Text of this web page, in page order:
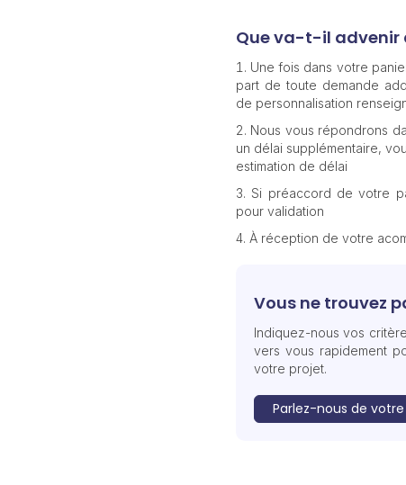
Que va-t-il advenir
Une fois dans votre
part de toute demande
de personnalisation
Nous vous répondrons
un délai supplémentaire,
estimation de délai
Si préaccord de votre
pour validation
À réception de votre
Vous ne trouvez
Indiquez-nous vos
vers vous rapidement
votre projet.
Parlez-nous de